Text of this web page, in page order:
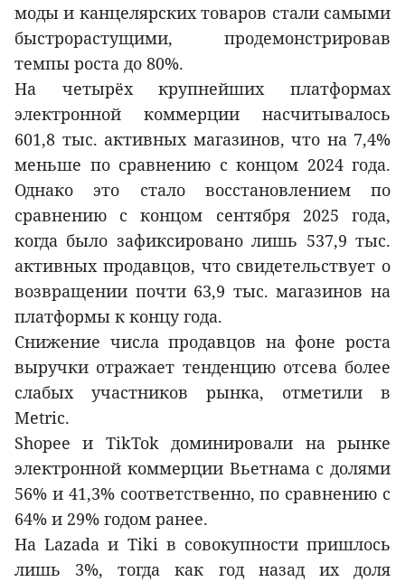
моды и канцелярских товаров стали самыми
быстрорастущими, продемонстрировав
темпы роста до 80%.
На четырёх крупнейших платформах
электронной коммерции насчитывалось
601,8 тыс. активных магазинов, что на 7,4%
меньше по сравнению с концом 2024 года.
Однако это стало восстановлением по
сравнению с концом сентября 2025 года,
когда было зафиксировано лишь 537,9 тыс.
активных продавцов, что свидетельствует о
возвращении почти 63,9 тыс. магазинов на
платформы к концу года.
Снижение числа продавцов на фоне роста
выручки отражает тенденцию отсева более
слабых участников рынка, отметили в
Metric.
Shopee и TikTok доминировали на рынке
электронной коммерции Вьетнама с долями
56% и 41,3% соответственно, по сравнению с
64% и 29% годом ранее.
На Lazada и Tiki в совокупности пришлось
лишь 3%, тогда как год назад их доля